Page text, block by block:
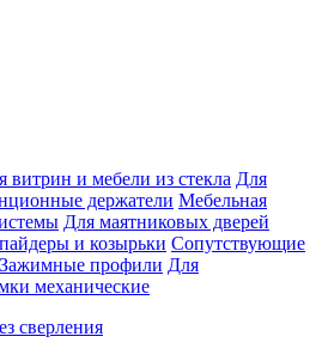
витрин и мебели из стекла Для
держатели Мебельная
Для маятниковых дверей
и козырьки Сопутствующие
Зажимные профили Для
механические
сверления